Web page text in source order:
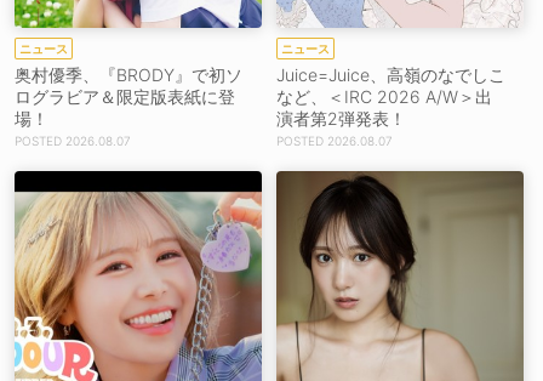
ニュース
奥村優季、『BRODY』で初ソ
ログラビア＆限定版表紙に登
場！
2026.08.07
ニュース
Juice=Juice、高嶺のなでしこ
など、＜IRC 2026 A/W＞出
演者第2弾発表！
2026.08.07